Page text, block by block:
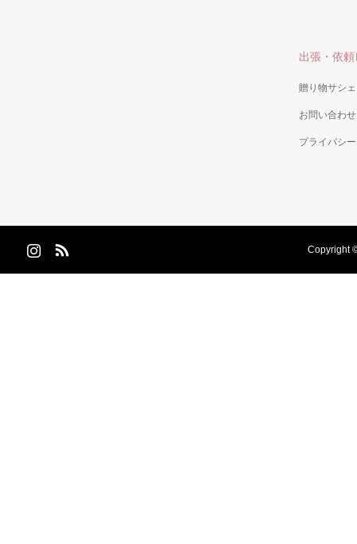
出張・依
贈り物サシ
お問い合わせ
プライバシ
Copyright